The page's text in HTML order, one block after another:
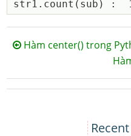
Hàm center() trong